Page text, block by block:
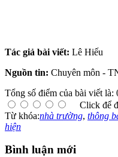
Tác giả bài viết: Lê Hiếu
Nguồn tin: Chuyên môn -
Tổng số điểm của bài viết là:
Click để
Từ khóa:nhà trường, thông
hiện
Bình luận mới